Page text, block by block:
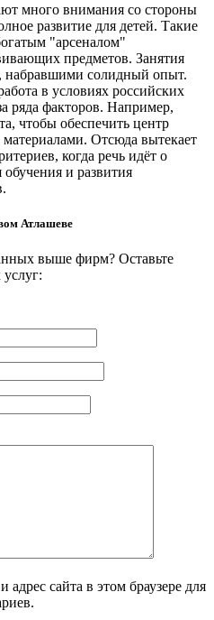
много внимания со стороны
развитие для детей. Такие
"арсеналом"
предметов. Занятия
набравшими солидный опыт.
в условиях российских
ряда факторов. Например,
чтобы обеспечить центр
Отсюда вытекает
когда речь идёт о
и развития
Атлашеве
выше фирм? Оставьте
сайта в этом браузере для